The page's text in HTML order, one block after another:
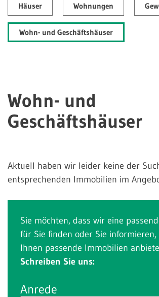
Häuser Wohnungen
Wohn- und Geschäftshäuser
Wohn- und
Geschäftshäuser
Aktuell haben wir leider keine der
entsprechenden Immobilien im
Sie möchten, dass wir eine
für Sie finden oder Sie
Ihnen passende Immobilien
Schreiben Sie uns:
Anrede